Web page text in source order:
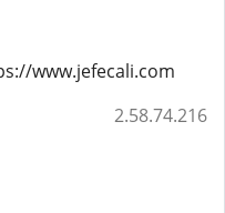
www.jefecali.com
2.58.74.216